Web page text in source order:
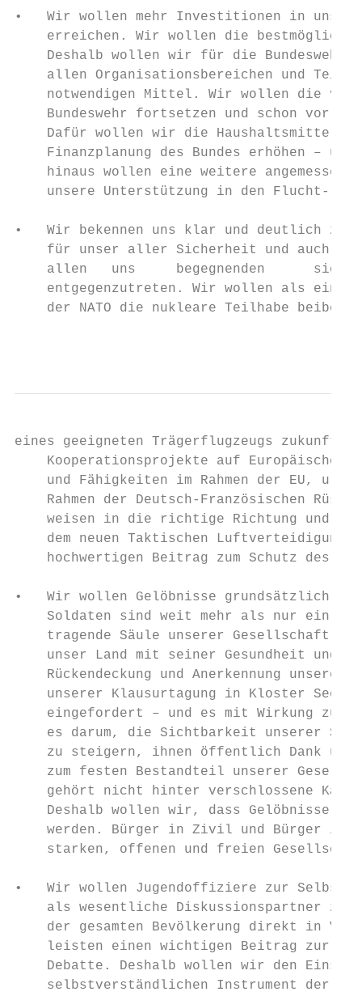
•   Wir wollen mehr Investitionen in unsere
erreichen. Wir wollen die
Deshalb wollen wir für die Bundeswehr
allen Organisationsbereichen und
notwendigen Mittel. Wir wollen die
Bundeswehr fortsetzen und schon vor
Dafür wollen wir die Haushaltsmittel
Finanzplanung des Bundes erhöhen – um
hinaus wollen eine weitere
unsere Unterstützung in den Flucht-
•   Wir bekennen uns klar und deutlich zur
für unser aller Sicherheit und auch
allen   uns     begegnenden
entgegenzutreten. Wir wollen als
der NATO die nukleare Teilhabe
eines geeigneten Trägerflugzeugs
Kooperationsprojekte auf Europäischer
und Fähigkeiten im Rahmen der EU,
Rahmen der Deutsch-Französischen
weisen in die richtige Richtung und
dem neuen Taktischen
hochwertigen Beitrag zum Schutz des
•   Wir wollen Gelöbnisse grundsätzlich
Soldaten sind weit mehr als nur ein
tragende Säule unserer Gesellschaft.
unser Land mit seiner Gesundheit und
Rückendeckung und Anerkennung unseres
unserer Klausurtagung in Kloster
eingefordert – und es mit Wirkung zum
es darum, die Sichtbarkeit unserer
zu steigern, ihnen öffentlich Dank
zum festen Bestandteil unserer
gehört nicht hinter verschlossene
Deshalb wollen wir, dass Gelöbnisse
werden. Bürger in Zivil und Bürger in
starken, offenen und freien
•   Wir wollen Jugendoffiziere zur
als wesentliche Diskussionspartner
der gesamten Bevölkerung direkt in
leisten einen wichtigen Beitrag zur
Debatte. Deshalb wollen wir den
selbstverständlichen Instrument der